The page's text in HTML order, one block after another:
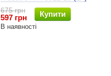
675 грн
597 грн Купити
В наявності